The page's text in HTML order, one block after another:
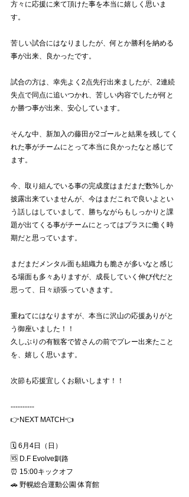
方々に応援に来て頂けた事を本当に嬉しく思いま
す。
苦しい試合にはなりましたが、何とか勝利を納める
事が出来、良かったです。
試合の方は、幸先よく2点先行出来ましたが、2連続
失点で同点に追いつかれ、苦しい内容でしたが何と
か勝つ事が出来、安心しています。
そんな中、新加入の藤田が2ゴールと結果を残してく
れた事がチームにとって本当に良かったなと感じて
ます。
今、取り組んでいる事の完成度はまだまだ数%しか
披露出来ていませんが、今はまだこれで良いよとい
う話しはしていまして、勝ちながらもしっかりと課
題が出てくる事がチームにとってはプラスに働く時
期だと思っています。
まだまだメンタル面も組織力も脆さが多いなと感じ
る場面も多々ありますが、成長していく伸び代だと
思って、日々頑張っていきます。
重ねてにはなりますが、本当に沢山の応援ありがと
う御座いました！！
久しぶりの有観客で皆さんの前でプレー出来たこと
を、嬉しく思います。
次節も応援宜しくお願いします！！
----------
👉NEXT MATCH👈
🗓 6月4日（日）
🆚 D.F Evolve釧路
⏰ 15:00キックオフ
🚗 野幌総合運動公園 体育館